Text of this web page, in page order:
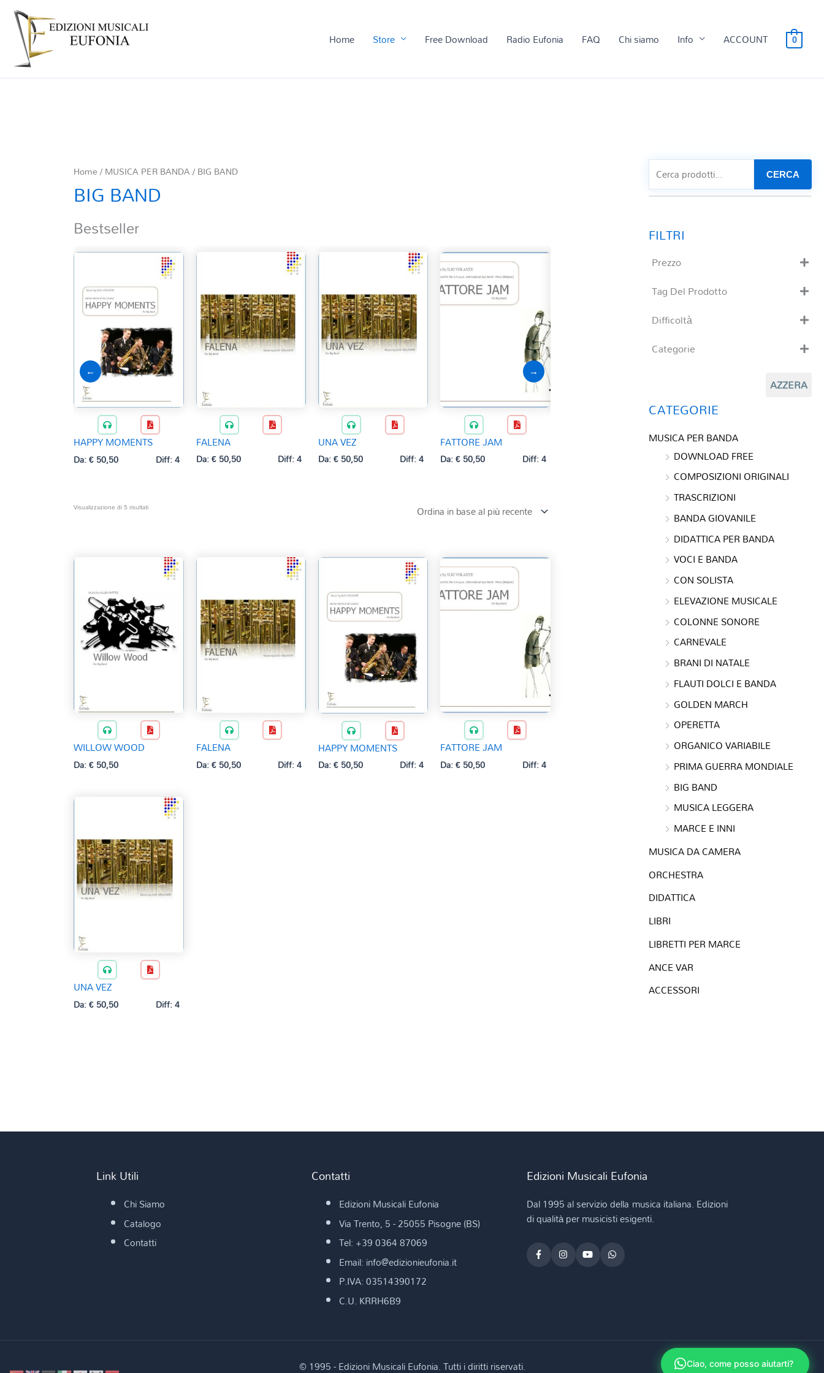
Home Store Free Download Radio Eufonia FAQ Chi siamo Info ACCOUNT 0
Home/MUSICA PER BANDA/ BIG BAND
BIG BAND
Bestseller
←
HAPPY MOMENTS
Da:€50,50 Diff: 4
FALENA
Da:€50,50 Diff: 4
UNA VEZ
Da:€50,50 Diff: 4
FATTORE JAM
Da:€50,50 Diff: 4
→
Visualizzazione di 5 risultatiOrdina
in
WILLOW WOOD
Da:€50,50
FALENA
Da:€50,50 Diff: 4
HAPPY MOMENTS
Da:€50,50 Diff: 4
FATTORE JAM
Da:€50,50 Diff: 4
UNA VEZ
Da:€50,50 Diff: 4
CERCA
Prezzo
Tag Del Prodotto
Clarinetto basso
Composizioni originali
Trascrizioni e Arrangiamenti
Difficoltà
Categorie
AZZERA
CATEGORIE
MUSICA PER BANDA
DOWNLOAD FREE
COMPOSIZIONI ORIGINALI
TRASCRIZIONI
BANDA GIOVANILE
DIDATTICA PER BANDA
VOCI E BANDA
CON SOLISTA
ELEVAZIONE MUSICALE
COLONNE SONORE
CARNEVALE
BRANI DI NATALE
FLAUTI DOLCI E BANDA
GOLDEN MARCH
OPERETTA
ORGANICO VARIABILE
PRIMA GUERRA MONDIALE
BIG BAND
MUSICA LEGGERA
MARCE E INNI
MUSICA DA CAMERA
ORCHESTRA
DIDATTICA
LIBRI
LIBRETTI PER MARCE
ANCE VAR
ACCESSORI
Link Utili
Chi Siamo
Catalogo
Contatti
Contatti
Edizioni Musicali Eufonia
Via Trento, 5 - 25055 Pisogne (BS)
Tel: +39 0364 87069
Email: info@edizionieufonia.it
P.IVA: 03514390172
C.U. KRRH6B9
Edizioni Musicali Eufonia
Dal 1995 al servizio della musica italiana. Edizioni
di qualità per musicisti esigenti.
© 1995 - Edizioni Musicali Eufonia. Tutti i diritti riservati. Ciao, come posso aiutarti?